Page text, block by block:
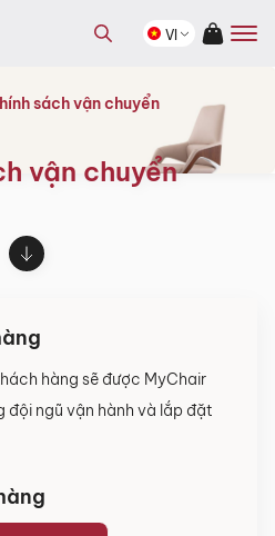
phẩm
Tìm
kiếmVI
sách vận chuyển
vận chuyển
hàng sẽ được MyChair
ngũ vận hành và lắp đặt